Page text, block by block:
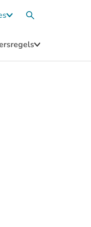
Submenu
SubmenuZoekvak